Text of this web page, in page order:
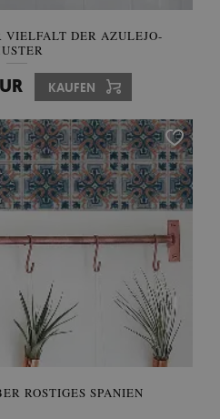
VIELFALT DER AZULEJO-
KAUFEN
ROSTIGES SPANIEN